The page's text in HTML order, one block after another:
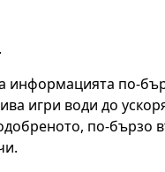
информацията по-
игри води до
по-бързо